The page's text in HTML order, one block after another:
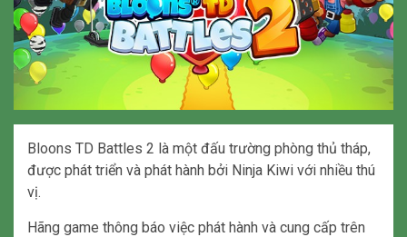
Bloons TD Battles 2 là một đấu trường phòng thủ tháp,
được phát triển và phát hành bởi Ninja Kiwi với nhiều thú
vị.
Hãng game thông báo việc phát hành và cung cấp trên